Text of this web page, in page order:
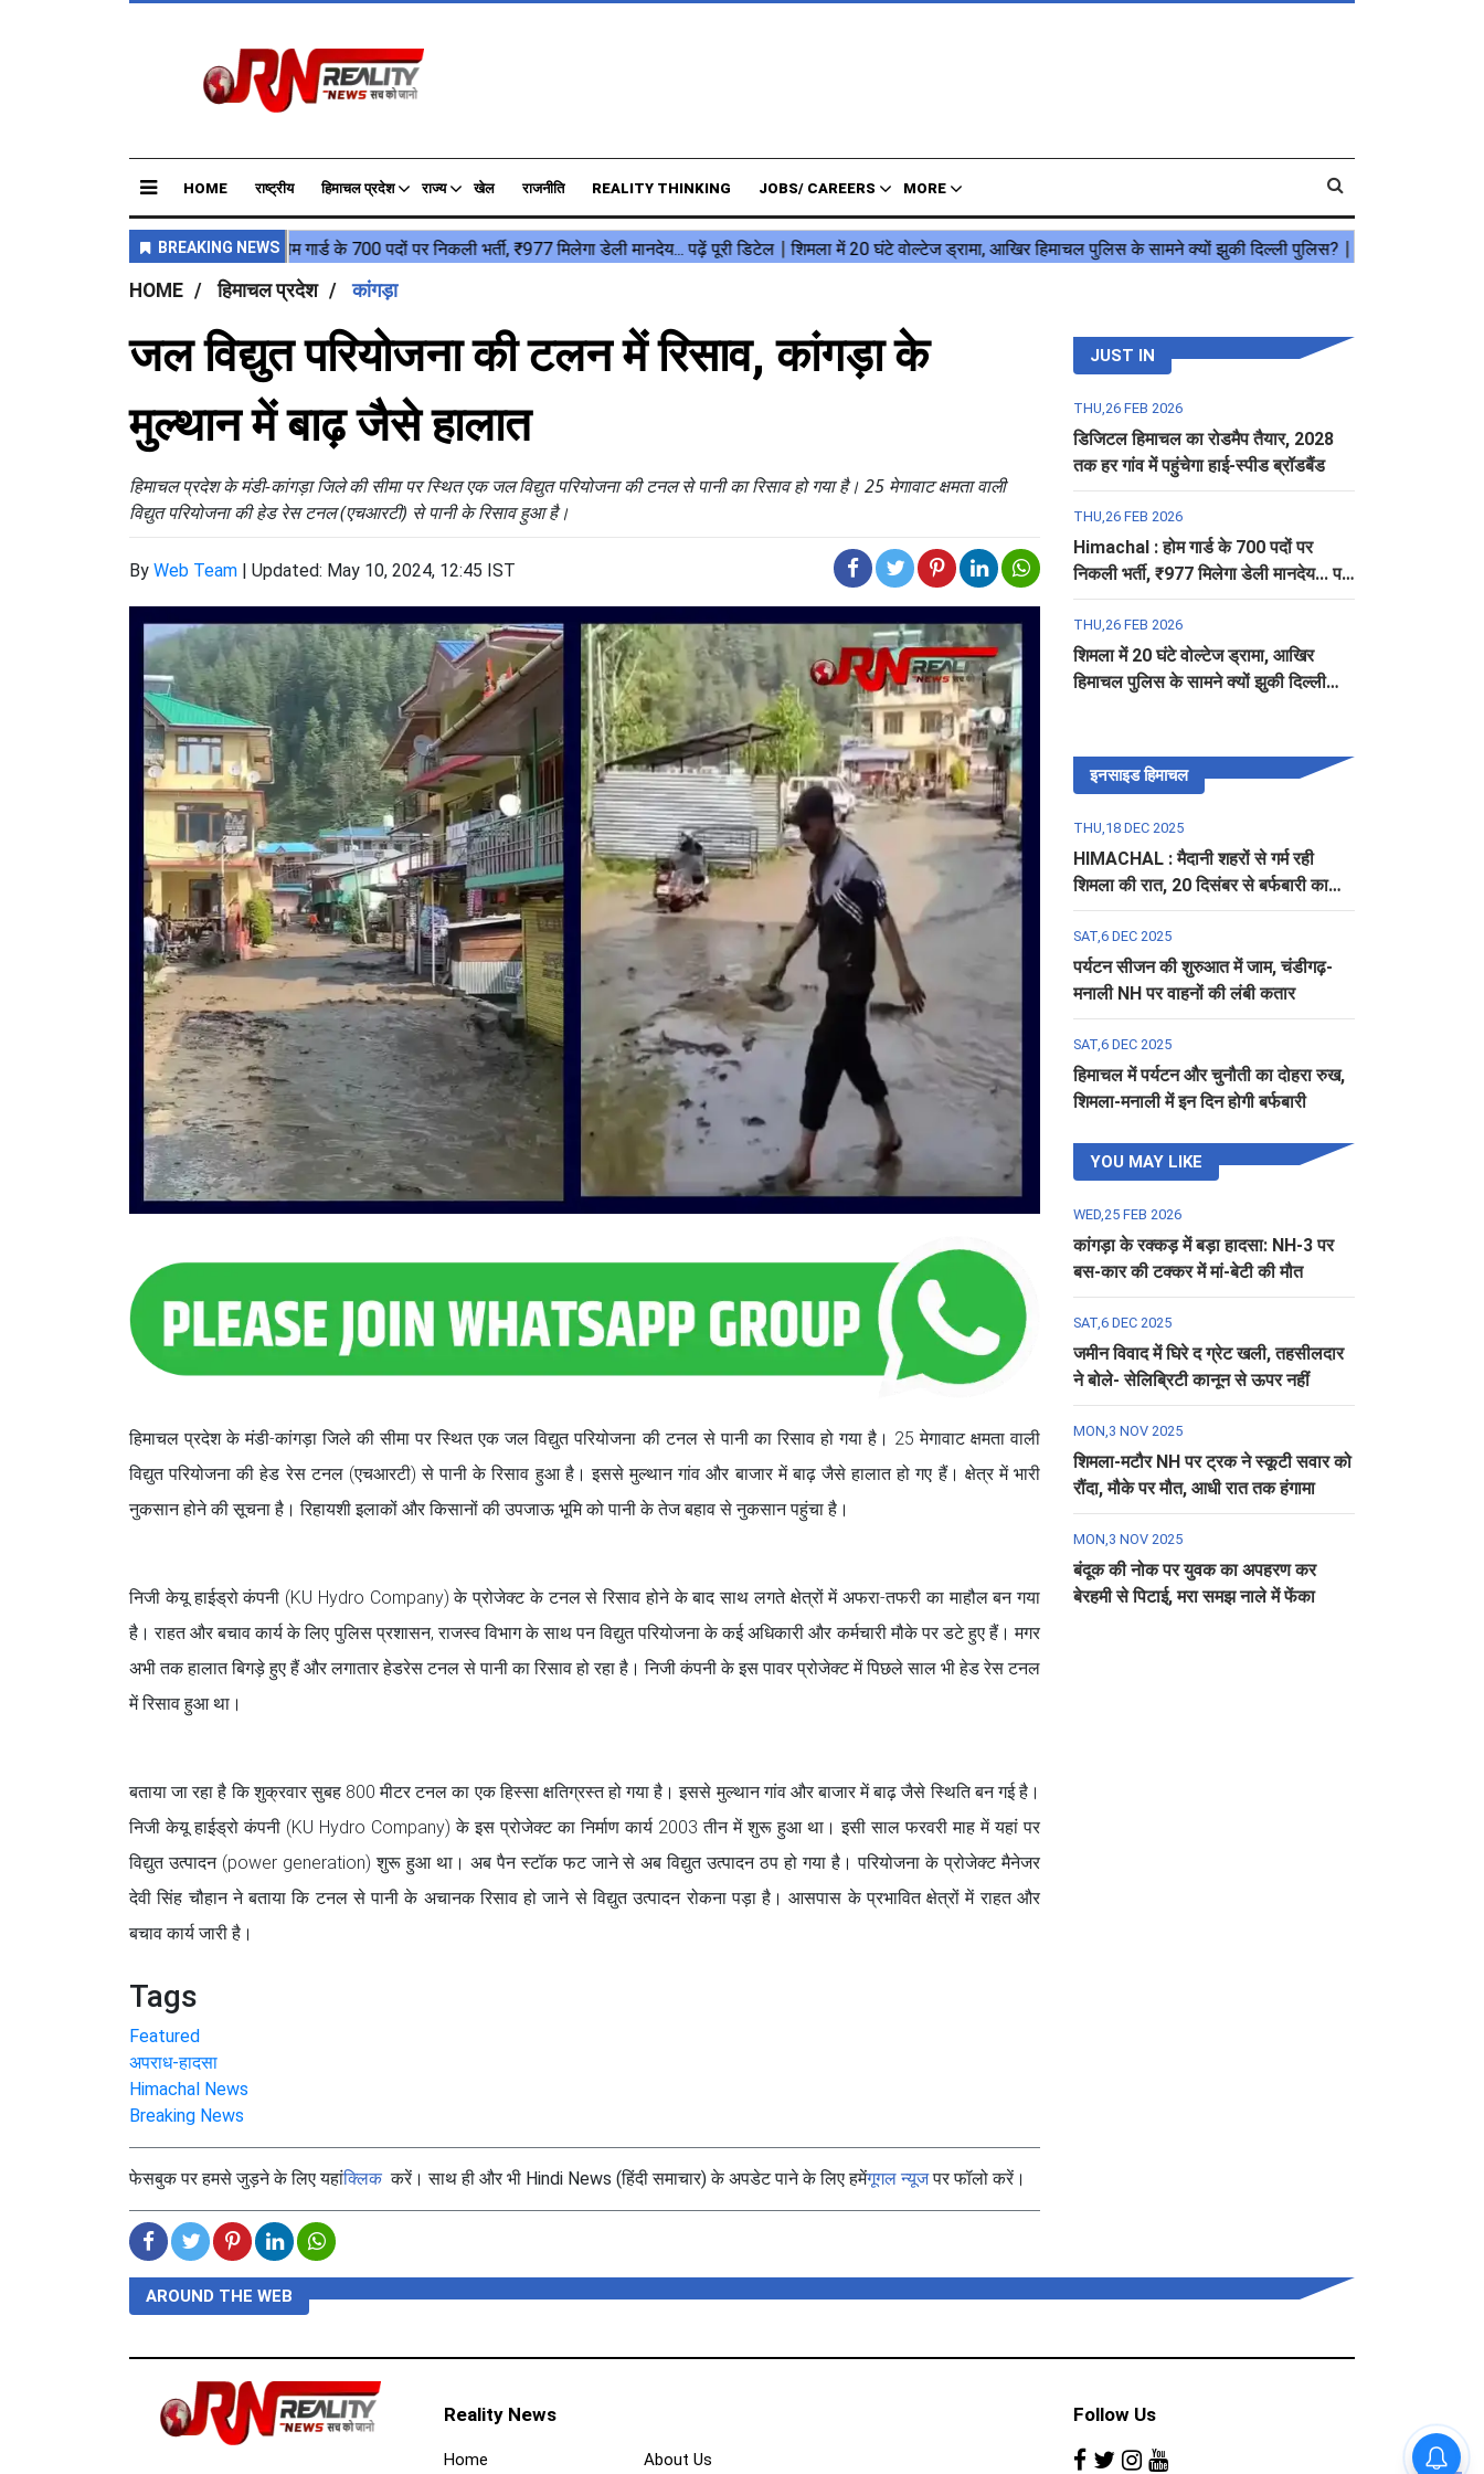
HOME राष्ट्रीय हिमाचल प्रदेश राज्य खेल राजनीति REALITY THINKING JOBS/ CAREERS MORE
HOME हिमाचल प्रदेश कांगड़ा
जल विद्युत परियोजना की टलन में रिसाव, कांगड़ा के
मुल्थान में बाढ़ जैसे हालात
हिमाचल प्रदेश के मंडी-कांगड़ा जिले की सीमा पर स्थित एक जल विद्युत परियोजना की टनल से पानी का रिसाव हो गया है। 25 मेगावाट क्षमता वाली
विद्युत परियोजना की हेड रेस टनल (एचआरटी) से पानी के रिसाव हुआ है।
By Web Team | Updated: May 10, 2024, 12:45 IST
हिमाचल प्रदेश के मंडी-कांगड़ा जिले की सीमा पर स्थित एक जल विद्युत परियोजना की टनल से पानी का रिसाव हो गया है। 25 मेगावाट क्षमता वाली
विद्युत परियोजना की हेड रेस टनल (एचआरटी) से पानी के रिसाव हुआ है। इससे मुल्थान गांव और बाजार में बाढ़ जैसे हालात हो गए हैं। क्षेत्र में भारी
नुकसान होने की सूचना है। रिहायशी इलाकों और किसानों की उपजाऊ भूमि को पानी के तेज बहाव से नुकसान पहुंचा है।
निजी केयू हाईड्रो कंपनी (KU Hydro Company) के प्रोजेक्ट के टनल से रिसाव होने के बाद साथ लगते क्षेत्रों में अफरा-तफरी का माहौल बन गया
है। राहत और बचाव कार्य के लिए पुलिस प्रशासन, राजस्व विभाग के साथ पन विद्युत परियोजना के कई अधिकारी और कर्मचारी मौके पर डटे हुए हैं। मगर
अभी तक हालात बिगड़े हुए हैं और लगातार हेडरेस टनल से पानी का रिसाव हो रहा है। निजी कंपनी के इस पावर प्रोजेक्ट में पिछले साल भी हेड रेस टनल
में रिसाव हुआ था।
बताया जा रहा है कि शुक्रवार सुबह 800 मीटर टनल का एक हिस्सा क्षतिग्रस्त हो गया है। इससे मुल्थान गांव और बाजार में बाढ़ जैसे स्थिति बन गई है।
निजी केयू हाईड्रो कंपनी (KU Hydro Company) के इस प्रोजेक्ट का निर्माण कार्य 2003 तीन में शुरू हुआ था। इसी साल फरवरी माह में यहां पर
विद्युत उत्पादन (power generation) शुरू हुआ था। अब पैन स्टॉक फट जाने से अब विद्युत उत्पादन ठप हो गया है। परियोजना के प्रोजेक्ट मैनेजर
देवी सिंह चौहान ने बताया कि टनल से पानी के अचानक रिसाव हो जाने से विद्युत उत्पादन रोकना पड़ा है। आसपास के प्रभावित क्षेत्रों में राहत और
बचाव कार्य जारी है।
Tags
Featured
अपराध-हादसा
Himachal News
Breaking News
फेसबुक पर हमसे जुड़ने के लिए यहांक्लिककरें। साथ ही और भी Hindi News (हिंदी समाचार) के अपडेट पाने के लिए हमेंगूगल न्यूजपर फॉलो करें।
JUST IN
THU,26 FEB 2026
डिजिटल हिमाचल का रोडमैप तैयार, 2028
तक हर गांव में पहुंचेगा हाई-स्पीड ब्रॉडबैंड
THU,26 FEB 2026
Himachal : होम गार्ड के 700 पदों पर
निकली भर्ती, ₹977 मिलेगा डेली मानदेय... पढ़ें
पूरी डिटेल
THU,26 FEB 2026
शिमला में 20 घंटे वोल्टेज ड्रामा, आखिर
हिमाचल पुलिस के सामने क्यों झुकी दिल्ली
इनसाइड हिमाचल
THU,18 DEC 2025
HIMACHAL : मैदानी शहरों से गर्म रही
शिमला की रात, 20 दिसंबर से बर्फबारी का
अलर्ट
SAT,6 DEC 2025
पर्यटन सीजन की शुरुआत में जाम, चंडीगढ़-
मनाली NH पर वाहनों की लंबी कतार
SAT,6 DEC 2025
हिमाचल में पर्यटन और चुनौती का दोहरा रुख,
शिमला-मनाली में इन दिन होगी बर्फबारी
YOU MAY LIKE
WED,25 FEB 2026
कांगड़ा के रक्कड़ में बड़ा हादसा: NH-3 पर
बस-कार की टक्कर में मां-बेटी की मौत
SAT,6 DEC 2025
जमीन विवाद में घिरे द ग्रेट खली, तहसीलदार
ने बोले- सेलिब्रिटी कानून से ऊपर नहीं
MON,3 NOV 2025
शिमला-मटौर NH पर ट्रक ने स्कूटी सवार को
रौंदा, मौके पर मौत, आधी रात तक हंगामा
MON,3 NOV 2025
बंदूक की नोक पर युवक का अपहरण कर
बेरहमी से पिटाई, मरा समझ नाले में फेंका
AROUND THE WEB
Reality News
Home About Us
Follow Us